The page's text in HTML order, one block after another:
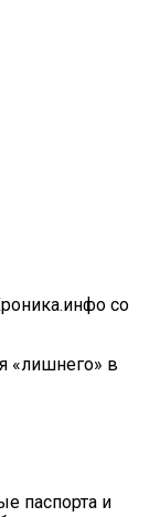
со
«лишнего» в
паспорта и